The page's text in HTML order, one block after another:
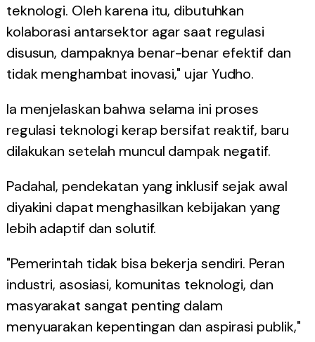
teknologi. Oleh karena itu, dibutuhkan
kolaborasi antarsektor agar saat regulasi
disusun, dampaknya benar-benar efektif dan
tidak menghambat inovasi," ujar Yudho.
Ia menjelaskan bahwa selama ini proses
regulasi teknologi kerap bersifat reaktif, baru
dilakukan setelah muncul dampak negatif.
Padahal, pendekatan yang inklusif sejak awal
diyakini dapat menghasilkan kebijakan yang
lebih adaptif dan solutif.
"Pemerintah tidak bisa bekerja sendiri. Peran
industri, asosiasi, komunitas teknologi, dan
masyarakat sangat penting dalam
menyuarakan kepentingan dan aspirasi publik,"